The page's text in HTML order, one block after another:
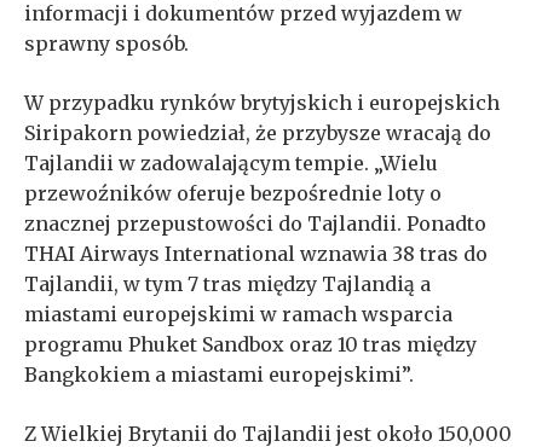
informacji i dokumentów przed wyjazdem w
sprawny sposób.
W przypadku rynków brytyjskich i europejskich
Siripakorn powiedział, że przybysze wracają do
Tajlandii w zadowalającym tempie. „Wielu
przewoźników oferuje bezpośrednie loty o
znacznej przepustowości do Tajlandii. Ponadto
THAI Airways International wznawia 38 tras do
Tajlandii, w tym 7 tras między Tajlandią a
miastami europejskimi w ramach wsparcia
programu Phuket Sandbox oraz 10 tras między
Bangkokiem a miastami europejskimi”.
Z Wielkiej Brytanii do Tajlandii jest około 150,000